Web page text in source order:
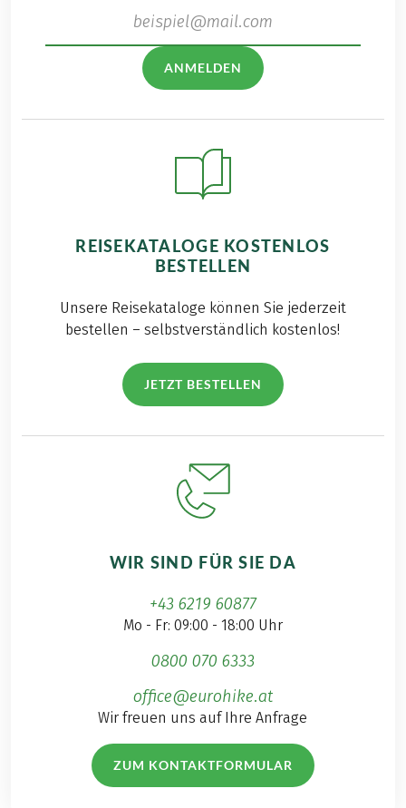
ANMELDEN
REISEKATALOGE KOSTENLOS
BESTELLEN
Unsere Reisekataloge können Sie jederzeit
bestellen – selbstverständlich kostenlos!
JETZT BESTELLEN
WIR SIND FÜR SIE DA
+43 6219 60877
Mo - Fr: 09:00 - 18:00 Uhr
0800 070 6333
office@eurohike.at
Wir freuen uns auf Ihre Anfrage
ZUM KONTAKTFORMULAR